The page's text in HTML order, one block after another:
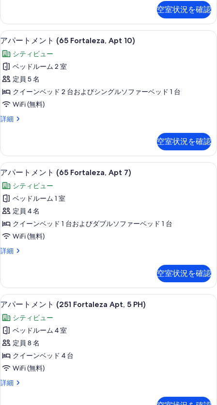
す
る
4)
の
す
べ
て
の
写
真
を
す
る
メ
ン
ト
Fortaleza,
Apt
4)
の
詳
細
空室状況を確認
ア
パ
ー
ト
メ
ン
(65
10)
の
す
べ
て
の
写
を
示
す
る
19
アパートメント (65 Fortaleza, Apt 10)
シティビュー
ベッドルーム 2 室
定員 5 名
クイーンベッド 2 台およびシングルソファーベッド 1 台
WiFi (無料)
詳細
ア
メ
ン
ト
Fortaleza,
Apt
10)
の
詳
細
空室状況を確認
ア
パ
ー
ト
メ
ン
(65
7)
の
す
べ
て
の
写
を
22
アパートメント (65 Fortaleza, Apt 7)
シティビュー
ベッドルーム 1 室
定員 4 名
クイーンベッド 1 台およびダブルソファーベッド 1 台
WiFi (無料)
詳細
ア
メ
ン
ト
Fortaleza,
Apt
7)
の
詳
細
空室状況を確認
ア
パ
ー
ト
メ
ン
(251
23
アパートメント (251 Fortaleza Apt, 5 PH)
シティビュー
ベッドルーム 4 室
定員 8 名
クイーンベッド 4 台
WiFi (無料)
詳細
ア